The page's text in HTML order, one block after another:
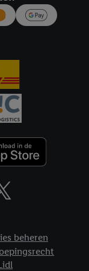
beheren
verwerkingen
en je recht om
trekken, vind je
voor de Lidl
de cookies die